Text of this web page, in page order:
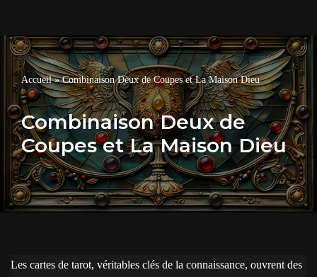
Accueil»Combinaison Deux de Coupes et La Maison Dieu
Combinaison Deux de
Coupes et La Maison Dieu
Les cartes de tarot, véritables clés de la connaissance, ouvrent des